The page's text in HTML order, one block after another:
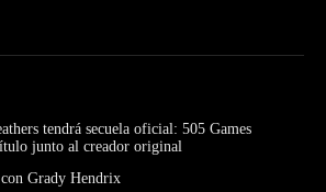
tendrá secuela oficial: 505 Games
junto al creador original
Grady Hendrix